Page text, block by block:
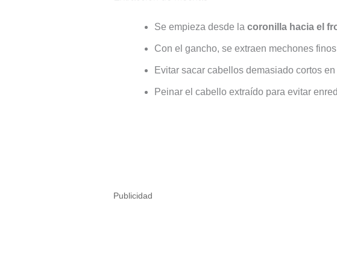
Se empieza desde la coronilla hacia el
Con el gancho, se extraen mechones
Evitar sacar cabellos demasiado cortos
Peinar el cabello extraído para evitar
Publicidad